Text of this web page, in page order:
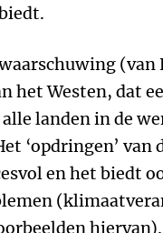
het Westen, dat
landen in de
‘opdringen’ van
en het biedt
hiervan).